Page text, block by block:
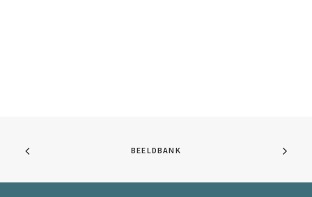
BEELDBANK